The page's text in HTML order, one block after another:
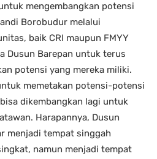
mengembangkan potensi
Borobudur melalui
baik CRI maupun FMYY
Dusun Barepan untuk terus
potensi yang mereka miliki.
memetakan potensi-potensi
dikembangkan lagi untuk
Harapannya, Dusun
menjadi tempat singgah
namun menjadi tempat